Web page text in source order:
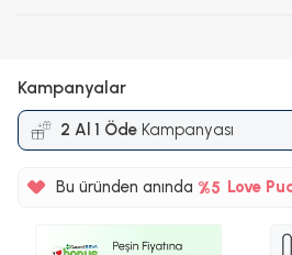
Kampanyalar
2 Al 1 Öde Kampanyası
Bu üründen anında %5
%5
Love